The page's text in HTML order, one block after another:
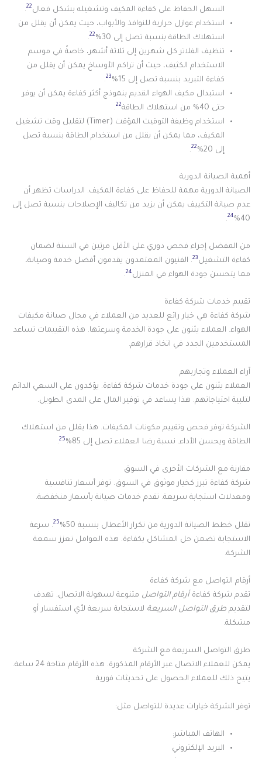
السهل الحفاظ على كفاءة المكيف وتشغيله بشكل فعال22
.
استخدام عوازل حرارية للنوافذ والأبواب، حيث يمكن أن يقلل من
استهلاك الطاقة بنسبة تصل إلى 30%
22
.
تنظيف الفلاتر كل شهرين إلى ثلاثة أشهر، خاصةً في موسم
الاستخدام الكثيف، حيث أن تراكم الأوساخ يمكن أن يقلل من
كفاءة التبريد بنسبة تصل إلى 15%
23
.
استبدال مكيف الهواء القديم بنموذج أكثر كفاءة يمكن أن يوفر
حتى 40% من استهلاك الطاقة
22
.
استخدام وظيفة التوقيت المؤقت (Timer) لتقليل وقت تشغيل
المكيف، مما يمكن أن يقلل من استخدام الطاقة بنسبة تصل
إلى 20%
22
.
أهمية الصيانة الدورية
الصيانة الدورية مهمة للحفاظ على كفاءة المكيف. الدراسات تظهر أن
عدم صيانة التكييف يمكن أن يزيد من تكاليف الإصلاحات بنسبة تصل إلى
40%
24
.
من المفضل إجراء فحص دوري على الأقل مرتين في السنة لضمان
كفاءة التشغيل23. الفنيون المعتمدون يقدمون أفضل خدمة وصيانة،
مما يتحسن جودة الهواء في المنزل24
.
تقييم خدمات شركة كفاءة
شركة كفاءة هي خيار رائع للعديد من العملاء في مجال صيانة مكيفات
الهواء. العملاء يثنون على جودة الخدمة وسرعتها. هذه التقييمات تساعد
المستخدمين الجدد في اتخاذ قرارهم.
آراء العملاء وتجاربهم
العملاء يثنون على جودة خدمات شركة كفاءة. يؤكدون على السعي الدائم
لتلبية احتياجاتهم. هذا يساعد في توفير المال على المدى الطويل.
الشركة توفر فحص وتقييم مكونات المكيفات. هذا يقلل من استهلاك
الطاقة ويحسن الأداء. نسبة رضا العملاء تصل إلى 85%
25
.
مقارنة مع الشركات الأخرى في السوق
شركة كفاءة تبرز كخيار موثوق في السوق. توفر أسعار تنافسية
ومعدلات استجابة سريعة. تقدم خدمات صيانة بأسعار منخفضة.
تقلل خطط الصيانة الدورية من تكرار الأعطال بنسبة 50% 25. سرعة
الاستجابة تضمن حل المشاكل بكفاءة. هذه العوامل تعزز سمعة
الشركة.
أرقام التواصل مع شركة كفاءة
تقدم شركة كفاءة أرقام التواصل متنوعة لسهولة الاتصال. تهدف
لتقديم طرق التواصل السريعة لاستجابة سريعة لأي استفسار أو
مشكلة.
طرق التواصل السريعة مع الشركة
يمكن للعملاء الاتصال عبر الأرقام المذكورة. هذه الأرقام متاحة 24 ساعة.
يتيح ذلك للعملاء الحصول على تحديثات فورية.
توفر الشركة خيارات عديدة للتواصل مثل:
الهاتف المباشر:
البريد الإلكتروني